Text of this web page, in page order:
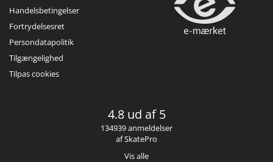
Handelsbetingelser
Fortrydelsesret
Persondatapolitik
Tilgængelighed
Tilpas cookies
4.8 ud af 5
134939 anmeldelser
af SkatePro
Vis alle